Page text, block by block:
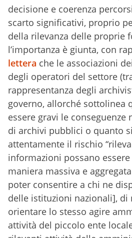
decisione e coerenza
scarto significativi, proprio
della rilevanza delle proprie
l’importanza è giunta, con
lettera che le associazioni
degli operatori del settore
rappresentanza degli
governo, allorché sottolinea
essere gravi le conseguenze
di archivi pubblici o quanto
attentamente il rischio
informazioni possano essere
maniera massiva e
poter consentire a chi ne
delle istituzioni nazionali], di
orientare lo stesso agire
attività del piccolo ente